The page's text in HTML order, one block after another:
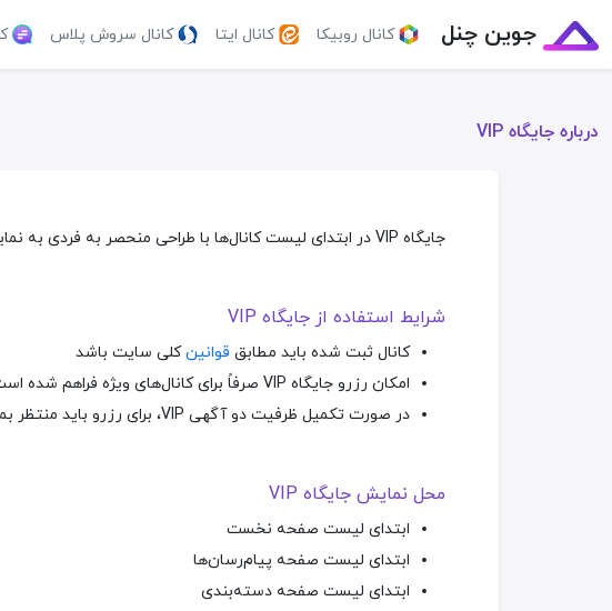
جوین چنل کانال روبیکا کانال ایتا کانال سروش پلاس
درباره جایگاه VIP
جایگاه VIP در ابتدای لیست کانال‌ها با طراحی منحصر به فردی به نمایش در می‌آید و ظرفیت آن تنها به دو آگهی محدود می‌شود.
شرایط استفاده از جایگاه VIP
کانال ثبت شده باید مطابق قوانینکلی سایت باشد
امکان رزرو جایگاه VIP صرفاً برای کانال‌های ویژه فراهم شده است
در صورت تکمیل ظرفیت دو آگهی VIP، برای رزرو باید منتظر بمانید
محل نمایش جایگاه VIP
ابتدای لیست صفحه نخست
ابتدای لیست صفحه پیام‌رسان‌ها
ابتدای لیست صفحه دسته‌بندی